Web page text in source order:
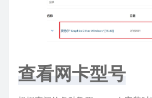
查看网卡型号